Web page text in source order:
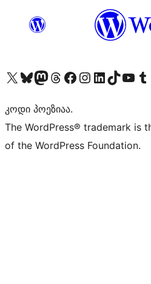
Visit our X (formerly Twitter) account
Visit our Bluesky account
Visit our Mastodon account
Visit our Threads account
Visit our Facebook page
Visit our Instagram account
Visit our LinkedIn account
Visit our TikTok
Visit our Visit
კოდი პოეზიაა.
The WordPress® trademark is
of the WordPress Foundation.